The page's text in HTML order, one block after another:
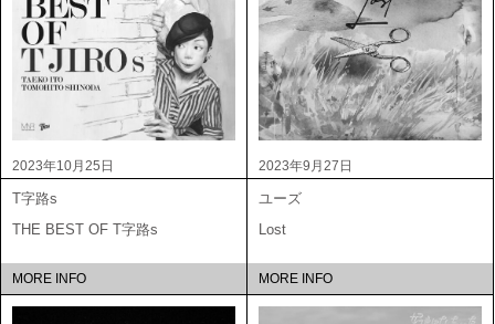
2023年10月25日
T字路s
THE BEST OF T字路s
MORE INFO
2023年9月27日
ユーズ
Lost
MORE INFO